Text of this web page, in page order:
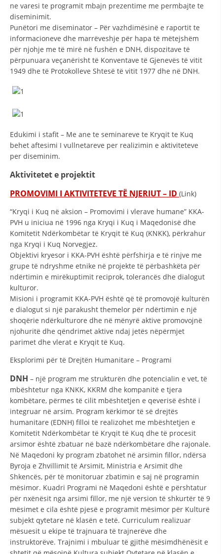
BROCHURES
PRESENTATIONS
ne varesi te programit mbajn prezentime me permbajte te
diseminimit.
Punëtori me diseminator – Për vazhdimësinë e raportit te
informacioneve dhe marrëveshje për hapa të mëtejshëm
për njohje me të mirë në fushën e DNH, dispozitave të
përpunuara veçanërisht të Konventave të Gjenevës të vitit
1949 dhe të Protokolleve Shtesë të vitit 1977 dhe në DNH.
Edukimi i stafit – Me ane te seminareve te Kryqit te Kuq
behet aftesimi I vullnetareve per realizimin e aktiviteteve
per diseminim.
Aktivitetet e projektit
PROMOVIMI I AKTIVITETEVE TË NJERIUT – ID (Link)
“Kryqi i Kuq në aksion – Promovimi i vlerave humane” KKA-
PVH u iniciua në 1996 nga Kryqi i Kuq i Maqedonisë dhe
Komitetit Ndërkombëtar të Kryqit të Kuq (KNKK), përkrahur
nga Kryqi i Kuq Norvegjez.
Objektivi kryesor i KKA-PVH është përfshirja e të rinjve me
grupe të ndryshme etnike në projekte të përbashkëta për
ndërtimin e mirëkuptimit reciprok, tolerancës dhe dialogut
kulturor.
Misioni i programit KKA-PVH është që të promovojë kulturën
e dialogut si një parakusht themelor për ndërtimin e një
shoqërie ndërkulturore dhe në mënyrë aktive promovojnë
njohuritë dhe qëndrimet aktive ndaj jetës nëpërmjet
parimet dhe vlerat e Kryqit të Kuq.
Eksplorimi për të Drejtën Humanitare – Programi
DNH – një program me strukturën dhe potencialin e vet, të
mbështetur nga KNKK, KKRM dhe kompanitë e tjera
kombëtare, përmes të cilit mbështetjen e qeverisë është i
integruar në arsim. Program kërkimor të së drejtës
humanitare (EDNH) filloi të realizohet me mbështetjen e
Komitetit Ndërkombëtar të Kryqit të Kuq dhe të procesit
arsimor është zbatuar në bazë ndërkombëtare dhe rajonale.
Në Maqedoni ky program zbatohet në arsimin fillor, ndërsa
Byroja e Zhvillimit të Arsimit, Ministria e Arsimit dhe
Shkencës, për të monitoruar zbatimin e saj në programin
mësimor. Kuadri Programi në Maqedoni është e përshtatur
për nxënësit nga arsimi fillor, me një version të shkurtër të 9
mësimet e cila është pjesë e programit mësimor për Kulturë
subjekt qytetare në klasën e tetë. Curriculum realizuar
mësuesit u ekipe të trajnuara të trajnerëve dhe
instruktorëve. Trajnimi i mbuluar të gjithë mësimdhënësit e